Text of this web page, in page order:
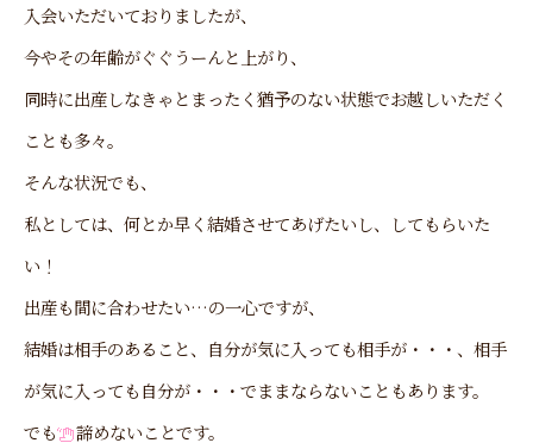
入会いただいておりましたが、
今やその年齢がぐぐうーんと上がり、
同時に出産しなきゃとまったく猶予のない状態でお越しいただく
ことも多々。
そんな状況でも、
私としては、何とか早く結婚させてあげたいし、してもらいた
い！
出産も間に合わせたい…の一心ですが、
結婚は相手のあること、自分が気に入っても相手が・・・、相手
が気に入っても自分が・・・でままならないこともあります。
でも
諦めないことです。